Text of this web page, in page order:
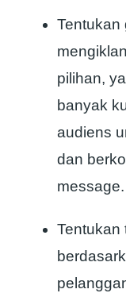
Tentukan
pilihan,
banyak
audiens
dan
Tentukan